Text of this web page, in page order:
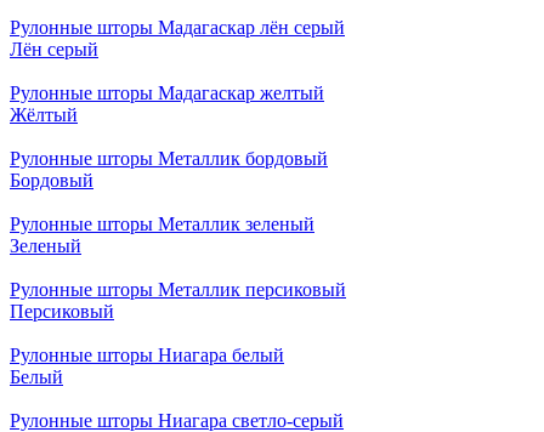
Рулонные шторы Мадагаскар лён серый
Лён серый
Рулонные шторы Мадагаскар желтый
Жёлтый
Рулонные шторы Металлик бордовый
Бордовый
Рулонные шторы Металлик зеленый
Зеленый
Рулонные шторы Металлик персиковый
Персиковый
Рулонные шторы Ниагара белый
Белый
Рулонные шторы Ниагара светло-серый